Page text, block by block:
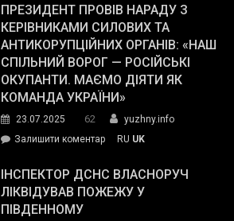
Street
Journal.
Південному
працівникам
ОПЗ
з
матеріального
резерву
гуманітарну
допомогу
ПРЕЗИДЕНТ ПРОВІВ НАРАДУ З
КЕРІВНИКАМИ СИЛОВИХ ТА
АНТИКОРУПЦІЙНИХ ОРГАНІВ: «НАШ
СПІЛЬНИЙ ВОРОГ — РОСІЙСЬКІ
ОКУПАНТИ. МАЄМО ДІЯТИ ЯК
КОМАНДА УКРАЇНИ»
23.07.2025 62
yuzhny.info
Залишити коментарon
провів
нараду
RU UK
ІНСПЕКТОР ДСНС ВЛАСНОРУЧ
ЛІКВІДУВАВ ПОЖЕЖУ У
ПІВДЕННОМУ